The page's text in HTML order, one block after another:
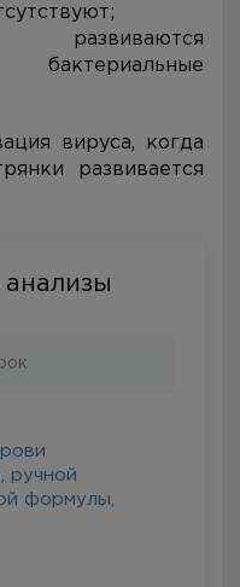
вируса, когда
развивается
ручной
формулы,